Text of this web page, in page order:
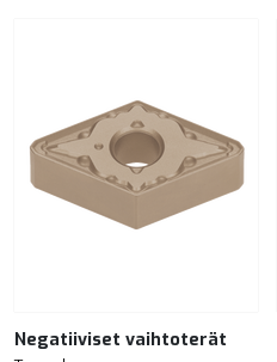
Negatiiviset vaihtoterät